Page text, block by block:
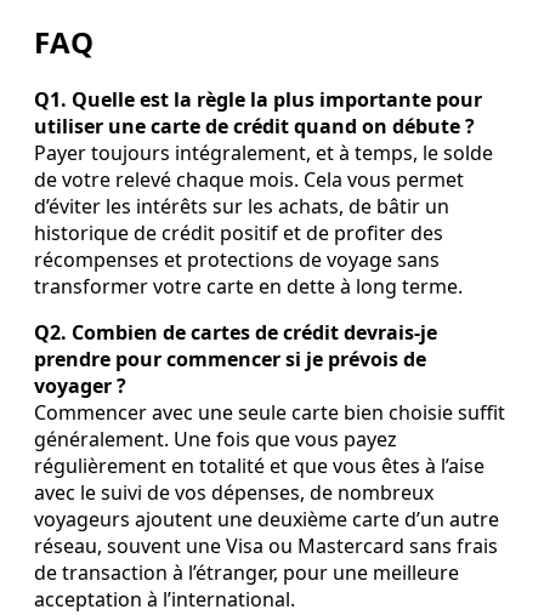
FAQ
Q1. Quelle est la règle la plus importante pour
utiliser une carte de crédit quand on débute ?
Payer toujours intégralement, et à temps, le solde
de votre relevé chaque mois. Cela vous permet
d’éviter les intérêts sur les achats, de bâtir un
historique de crédit positif et de profiter des
récompenses et protections de voyage sans
transformer votre carte en dette à long terme.
Q2. Combien de cartes de crédit devrais‑je
prendre pour commencer si je prévois de
voyager ?
Commencer avec une seule carte bien choisie suffit
généralement. Une fois que vous payez
régulièrement en totalité et que vous êtes à l’aise
avec le suivi de vos dépenses, de nombreux
voyageurs ajoutent une deuxième carte d’un autre
réseau, souvent une Visa ou Mastercard sans frais
de transaction à l’étranger, pour une meilleure
acceptation à l’international.